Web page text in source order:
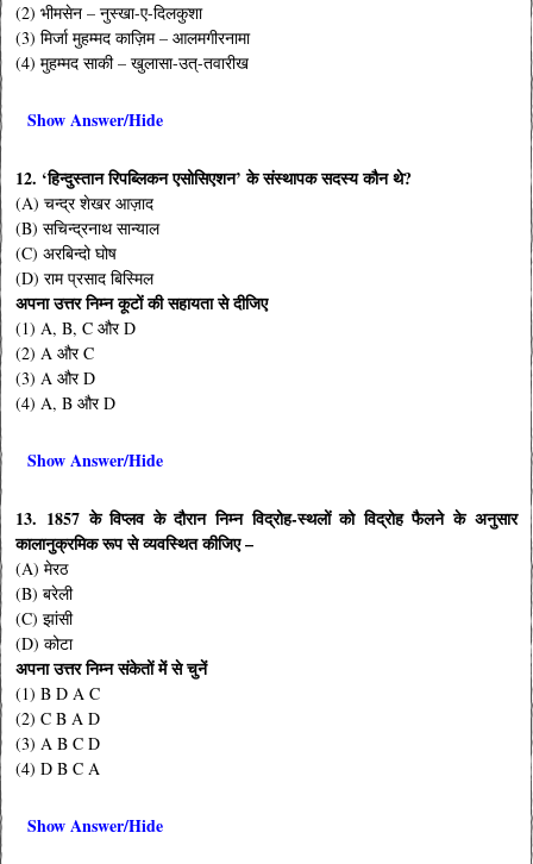
(2) भीमसेन – नुस्खा-ए-दिलकुशा
(3) मिर्जा मुहम्मद काज़िम – आलमगीरनामा
(4) मुहम्मद साकी – खुलासा-उत्-तवारीख
Show Answer/Hide
12. ‘हिन्दुस्तान रिपब्लिकन एसोसिएशन’ के संस्थापक सदस्य कौन थे?
(A) चन्द्र शेखर आज़ाद
(B) सचिन्द्रनाथ सान्याल
(C) अरबिन्दो घोष
(D) राम प्रसाद बिस्मिल
अपना उत्तर निम्न कूटों की सहायता से दीजिए
(1) A, B, C और D
(2) A और C
(3) A और D
(4) A, B और D
Show Answer/Hide
13. 1857 के विप्लव के दौरान निम्न विद्रोह-स्थलों को विद्रोह फैलने के अनुसार
कालानुक्रमिक रूप से व्यवस्थित कीजिए –
(A) मेरठ
(B) बरेली
(C) झांसी
(D) कोटा
अपना उत्तर निम्न संकेतों में से चुनें
(1) B D A C
(2) C B A D
(3) A B C D
(4) D B C A
Show Answer/Hide